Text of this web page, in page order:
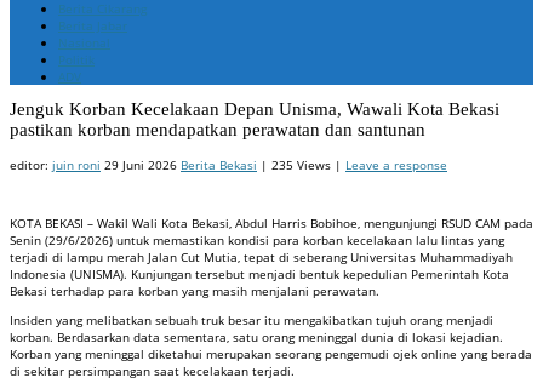
Berita Cikarang
Berita Jabar
Nasional
Politik
ADV
Jenguk Korban Kecelakaan Depan Unisma, Wawali Kota Bekasi
pastikan korban mendapatkan perawatan dan santunan
editor: juin roni 29 Juni 2026 Berita Bekasi | 235 Views | Leave a response
KOTA BEKASI – Wakil Wali Kota Bekasi, Abdul Harris Bobihoe, mengunjungi RSUD CAM pada
Senin (29/6/2026) untuk memastikan kondisi para korban kecelakaan lalu lintas yang
terjadi di lampu merah Jalan Cut Mutia, tepat di seberang Universitas Muhammadiyah
Indonesia (UNISMA). Kunjungan tersebut menjadi bentuk kepedulian Pemerintah Kota
Bekasi terhadap para korban yang masih menjalani perawatan.
Insiden yang melibatkan sebuah truk besar itu mengakibatkan tujuh orang menjadi
korban. Berdasarkan data sementara, satu orang meninggal dunia di lokasi kejadian.
Korban yang meninggal diketahui merupakan seorang pengemudi ojek online yang berada
di sekitar persimpangan saat kecelakaan terjadi.